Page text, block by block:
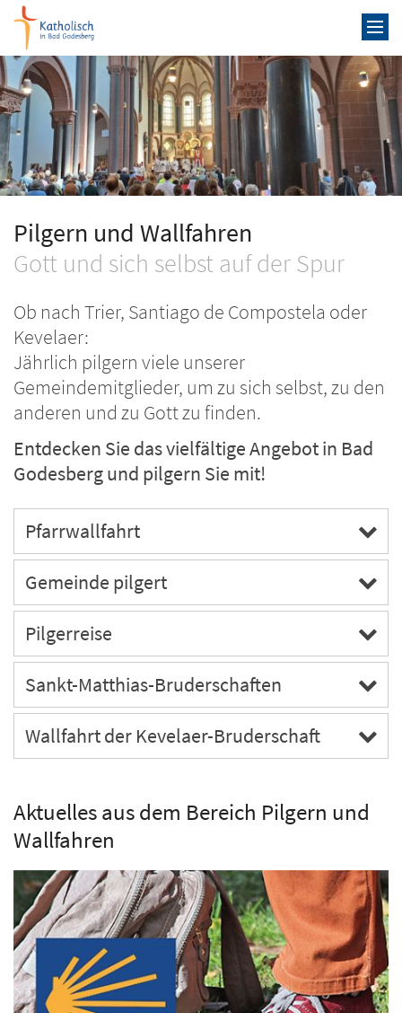
Zum Inhalt springen
Pilgern und Wallfahren
Gott und sich selbst auf der Spur
Ob nach Trier, Santiago de Compostela oder
Kevelaer:
Jährlich pilgern viele unserer
Gemeindemitglieder, um zu sich selbst, zu den
anderen und zu Gott zu finden.
Entdecken Sie das vielfältige Angebot in Bad
Godesberg und pilgern Sie mit!
Pfarrwallfahrt
Gemeinde pilgert
Pilgerreise
Sankt-Matthias-Bruderschaften
Wallfahrt der Kevelaer-Bruderschaft
Aktuelles aus dem Bereich Pilgern und
Wallfahren